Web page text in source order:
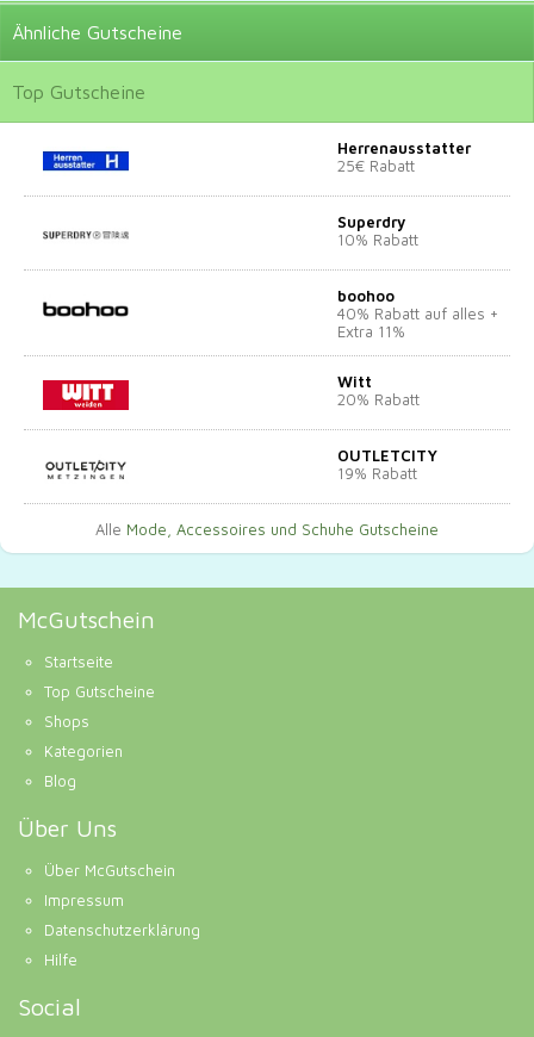
Ähnliche Gutscheine
Top Gutscheine
Herrenausstatter
25€ Rabatt
Superdry
10% Rabatt
boohoo
40% Rabatt auf alles +
Extra 11%
Witt
20% Rabatt
OUTLETCITY
19% Rabatt
Alle Mode, Accessoires und Schuhe Gutscheine
McGutschein
Startseite
Top Gutscheine
Shops
Kategorien
Blog
Über Uns
Über McGutschein
Impressum
Datenschutzerklärung
Hilfe
Social